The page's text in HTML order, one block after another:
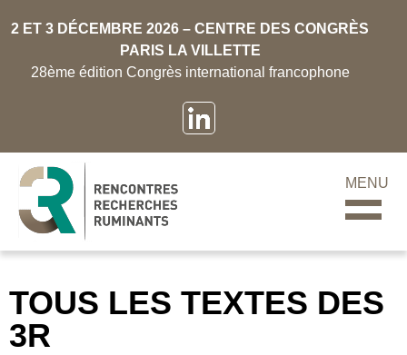
2 ET 3 DÉCEMBRE 2026 – CENTRE DES CONGRÈS
PARIS LA VILLETTE
28ème édition Congrès international francophone
MENU
TOUS LES TEXTES DES
3R